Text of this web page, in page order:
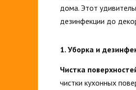
дома. Этот
дезинфекции до
1. Уборка и
Чистка
чистки кухонных